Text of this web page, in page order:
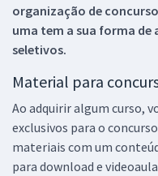
organização de
uma tem a sua forma
seletivos.
Material para
Ao adquirir algum curso,
exclusivos para o
materiais com um
para download e